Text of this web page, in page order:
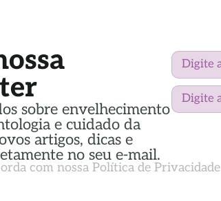
sobre envelhecimento
e cuidado da
artigos, dicas e
no seu e-mail.
com nossa Política de Privacidade